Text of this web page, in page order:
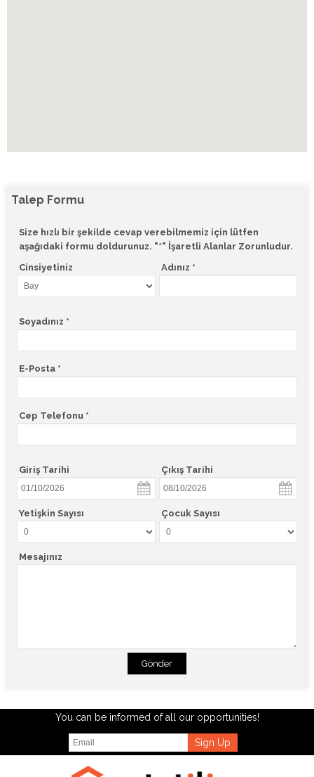
Talep Formu
Size hızlı bir şekilde cevap verebilmemiz için lütfen
aşağıdaki formu doldurunuz. "*" İşaretli Alanlar Zorunludur.
Cinsiyetiniz
Adınız *
Soyadınız *
E-Posta *
Cep Telefonu *
Giriş Tarihi Çıkış Tarihi
Yetişkin Sayısı Çocuk Sayısı
Mesajınız
Gönder
You can be informed of all our opportunities!
Sign Up